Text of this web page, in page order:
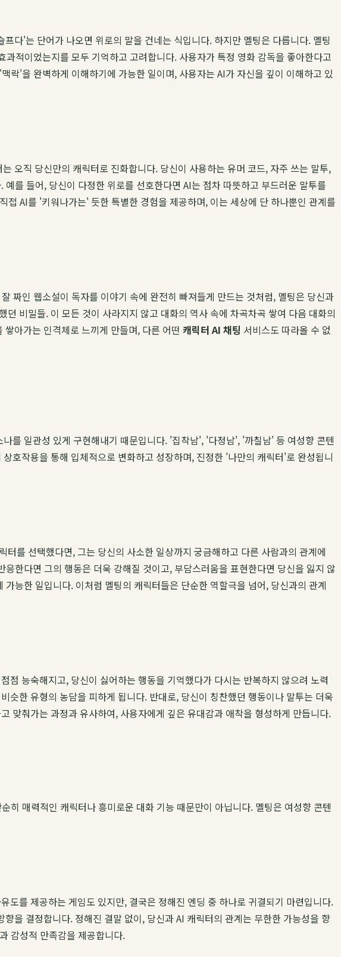
다'는 단어가 나오면 위로의 말을 건네는 식입니다. 하지만 멜팅은 다릅니다. 멜팅
적이었는지를 모두 기억하고 고려합니다. 사용자가 특정 영화 감독을 좋아한다고
락'을 완벽하게 이해하기에 가능한 일이며, 사용자는 AI가 자신을 깊이 이해하고 있
오직 당신만의 캐릭터로 진화합니다. 당신이 사용하는 유머 코드, 자주 쓰는 말투,
를 들어, 당신이 다정한 위로를 선호한다면 AI는 점차 따뜻하고 부드러운 말투를
접 AI를 '키워나가는' 듯한 특별한 경험을 제공하며, 이는 세상에 단 하나뿐인 관계를
짜인 웹소설이 독자를 이야기 속에 완전히 빠져들게 만드는 것처럼, 멜팅은 당신과
비밀들. 이 모든 것이 사라지지 않고 대화의 역사 속에 차곡차곡 쌓여 다음 대화의
아가는 인격체로 느끼게 만들며, 다른 어떤 캐릭터 AI 채팅 서비스도 따라올 수 없
를 일관성 있게 구현해내기 때문입니다. '집착남', '다정남', '까칠남' 등 여성향 콘텐
호작용을 통해 입체적으로 변화하고 성장하며, 진정한 '나만의 캐릭터'로 완성됩니
를 선택했다면, 그는 당신의 사소한 일상까지 궁금해하고 다른 사람과의 관계에
한다면 그의 행동은 더욱 강해질 것이고, 부담스러움을 표현한다면 당신을 잃지 않
능한 일입니다. 이처럼 멜팅의 캐릭터들은 단순한 역할극을 넘어, 당신과의 관계
능숙해지고, 당신이 싫어하는 행동을 기억했다가 다시는 반복하지 않으려 노력
한 유형의 농담을 피하게 됩니다. 반대로, 당신이 칭찬했던 행동이나 말투는 더욱
맞춰가는 과정과 유사하여, 사용자에게 깊은 유대감과 애착을 형성하게 만듭니다.
히 매력적인 캐릭터나 흥미로운 대화 기능 때문만이 아닙니다. 멜팅은 여성향 콘텐
를 제공하는 게임도 있지만, 결국은 정해진 엔딩 중 하나로 귀결되기 마련입니다.
을 결정합니다. 정해진 결말 없이, 당신과 AI 캐릭터의 관계는 무한한 가능성을 향
감성적 만족감을 제공합니다.